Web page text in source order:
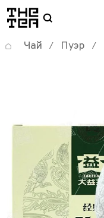
логотип
Чай / Пуэр /